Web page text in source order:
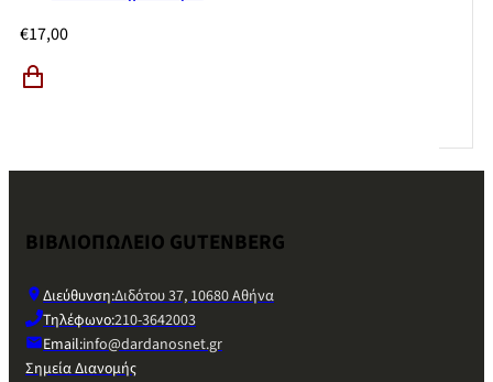
€17,00
ΒΙΒΛΙΟΠΩΛΕΙΟ GUTENBERG
Διεύθυνση:Διδότου 37, 10680 Αθήνα
Τηλέφωνο:210-3642003
Email:info@dardanosnet.gr
Σημεία Διανομής